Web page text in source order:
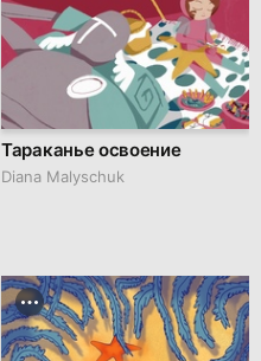
Тараканье освоение
Diana Malyschuk